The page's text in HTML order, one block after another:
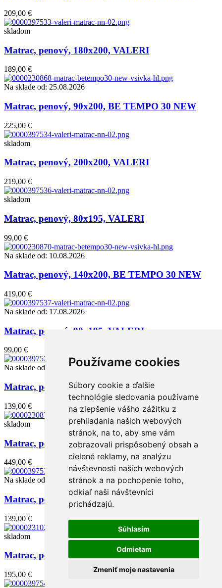
Používame cookies
Súbory cookie a ďalšie
technológie sledovania používame
na zlepšenie vášho zážitku z
prehliadania našich webových
stránok, na to, aby sme vám
zobrazovali prispôsobený obsah a
cielené reklamy, na analýzu
návštevnosti našich webových
stránok a na pochopenie toho,
odkiaľ naši návštevníci
prichádzajú.
Súhlasím
Odmietam
Zmeniť moje nastavenia
209,00 €
skladom
Matrac, penový, 180x200, VALERI
189,00 €
Na sklade od: 25.08.2026
Matrac, penový, 90x200, BE TEMPO 30 NEW
225,00 €
skladom
Matrac, penový, 200x200, VALERI
219,00 €
skladom
Matrac, penový, 80x195, VALERI
99,00 €
Na sklade od: 10.08.2026
Matrac, penový, 140x200, BE TEMPO 30 NEW
419,00 €
Na sklade od: 17.08.2026
Matrac, penový, 90x195, VALERI
99,00 €
Na sklade od: 17.08.2026
Matrac, penový, 80x200, LEJSA
139,00 €
skladom
Matrac, penový, 180x200, BE TEMPO 30 NEW
449,00 €
Na sklade od: 17.08.2026
Matrac, penový, 90x200, LEJSA
139,00 €
skladom
Matrac, penový, 80x200, BE KATARINA 10 NEW
195,00 €